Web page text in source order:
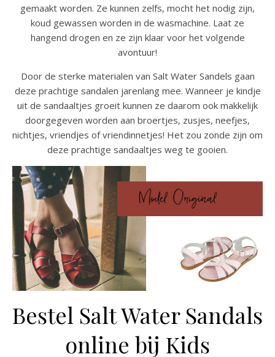
gemaakt worden. Ze kunnen zelfs, mocht het nodig zijn,
koud gewassen worden in de wasmachine. Laat ze
hangend drogen en ze zijn klaar voor het volgende
avontuur!
Door de sterke materialen van Salt Water Sandels gaan
deze prachtige sandalen jarenlang mee. Wanneer je kindje
uit de sandaaltjes groeit kunnen ze daarom ook makkelijk
doorgegeven worden aan broertjes, zusjes, neefjes,
nichtjes, vriendjes of vriendinnetjes! Het zou zonde zijn om
deze prachtige sandaaltjes weg te gooien.
Bestel Salt Water Sandals
online bij Kids